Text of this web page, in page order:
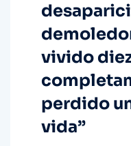
vivido
perdido
vida”